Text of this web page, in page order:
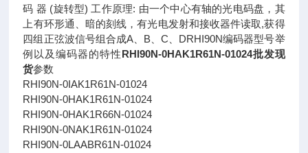
码 器 (旋转型) 工作原理: 由一个中心有轴的光电码盘，其
上有环形通、暗的刻线，有光电发射和接收器件读取,获得
四组正弦波信号组合成A、B、C、DRHI90N编码器型号举
例以及编码器的特性RHI90N-0HAK1R61N-01024批发现
货参数
RHI90N-0IAK1R61N-01024
RHI90N-0HAK1R61N-01024
RHI90N-0HAK1R66N-01024
RHI90N-0NAK1R61N-01024
RHI90N-0LAABR61N-01024